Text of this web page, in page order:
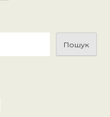
Пошук